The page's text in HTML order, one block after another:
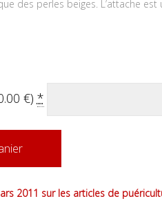
des perles beiges. L’attache est
€) *
2011 sur les articles de